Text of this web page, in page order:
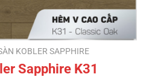
KOBLER SAPPHIRE
Sapphire K31